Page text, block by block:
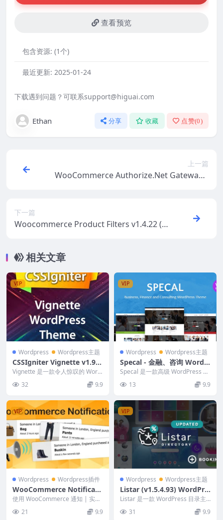
查看预览
包含资源: (1个)
最近更新: 2025-01-24
下载遇到问题？可联系support@higuai.com
Ethan 分享 收藏 点赞(0)
上一篇
WooCommerce Authorize.Net Gateway v
下一篇
Woocommerce Product Filters v1.4.22 (B
相关文章
VIP
Wordpress Wordpress主题
CSSIgniter Vignette v1.9.1
WordPress Themes
Vignette 是一款令人惊叹的 Word
Press 主题，专为摄影师、模特
或...32 9.9
VIP
Wordpress Wordpress主题
Specal - 金融、咨询 WordP
ress 主题 1.8
Specal 是一款高级 WordPress 主
题，其设计特别针对金融、咨询、
会... 13 9.9
VIP
Wordpress Wordpress插件
WooCommerce Notificati
on 1.6.0 | 实时销售通知
使用 WooCommerce 通知 | 实时
销售信息流来提高您的销售量并为
您的在...
21 9.9
VIP
Wordpress Wordpress主题
Listar (v1.5.4.93) WordPre
ss Directory and Listing T
heme
Listar 是一款 WordPress 目录主
题，具有创新设计，主要基于颜色
变...31 9.9